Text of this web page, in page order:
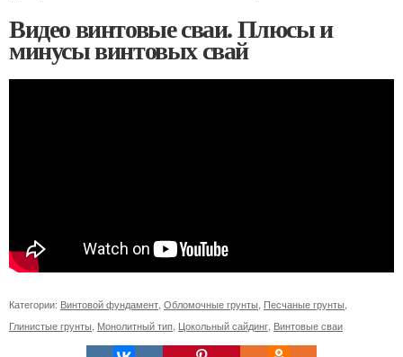
Видео винтовые сваи. Плюсы и
минусы винтовых свай
Категории: Винтовой фундамент Обломочные грунты Песчаные грунты
Глинистые грунты Монолитный тип Цокольный сайдинг Винтовые сваи